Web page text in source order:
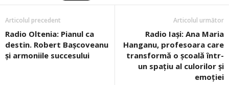
Articolul precedent
Radio Oltenia: Pianul ca
destin. Robert Bașcoveanu
și armoniile succesului
Articolul următor
Radio Iași: Ana Maria
Hanganu, profesoara care
transformă o școală într-
un spațiu al culorilor și
emoției